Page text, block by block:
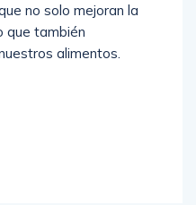
no solo mejoran la
que también
alimentos.